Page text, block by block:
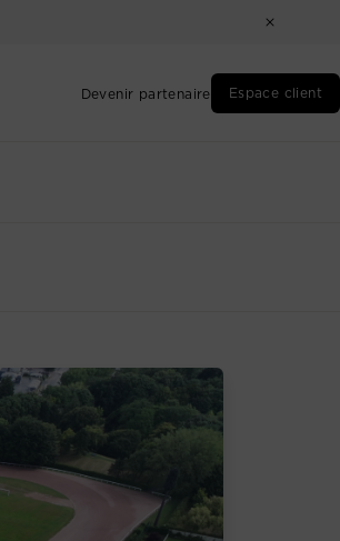
Devenir partenaire Espace client